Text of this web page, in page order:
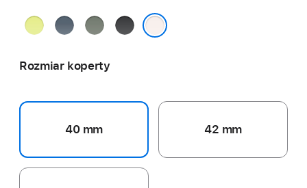
neonowymarynarskiszarozielony
czarny
Rozmiar koperty
40 mm 42 mm